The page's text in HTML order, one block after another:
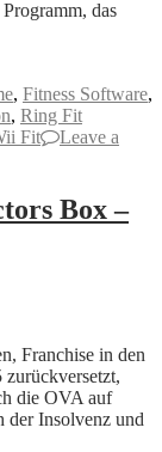
das
, Fitness Software,
, Ring Fit
Fit
Leave a
Box –
Franchise in den
die OVA auf
der Insolvenz und